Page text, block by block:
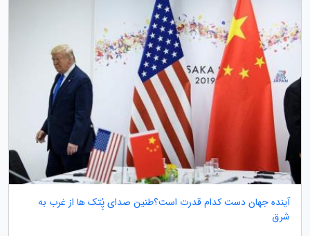
آینده جهان دست کدام قدرت است؟طنین صدای پُِتک ها از غرب به
شرق